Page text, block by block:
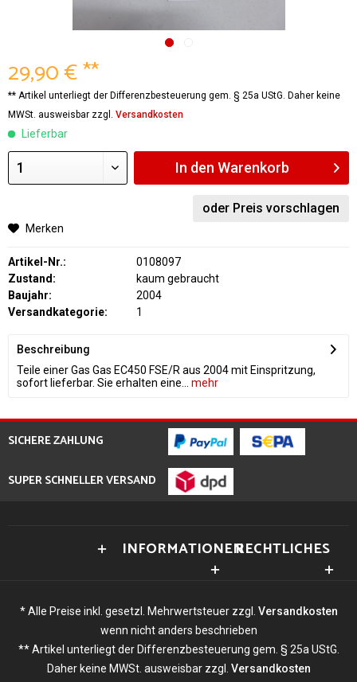
29,90 € **
** Artikel unterliegt der Differenzbesteuerung gem. § 25a UStG. Daher keine
MWSt. ausweisbar zzgl. Versandkosten
Lieferbar
In den Warenkorb
oder Preis vorschlagen
Merken
Artikel-Nr.:
0108097
Zustand:
kaum gebraucht
Baujahr:
2004
Versandkategorie:
1
Beschreibung
Teile einer Gas Gas EC450 FSE/R aus 2004 mit Einspritzung,
sofort lieferbar. Sie erhalten eine...
mehr
SICHERE ZAHLUNG
SUPER SCHNELLER VERSAND
INFORMATIONENRECHTLICHES
* Alle Preise inkl. gesetzl. Mehrwertsteuer zzgl. Versandkosten
wenn nicht anders beschrieben
** Artikel unterliegt der Differenzbesteuerung gem. § 25a UStG.
Daher keine MWSt. ausweisbar zzgl. Versandkosten